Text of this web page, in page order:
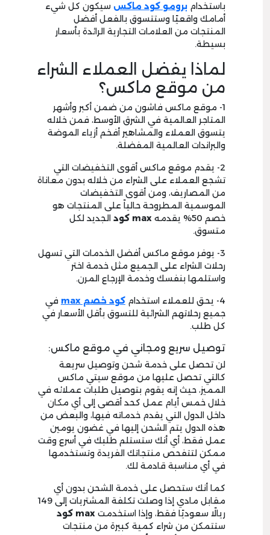
باستخدام برومو كود ماكس سيكون كل شيء
أمامك واقعيًا وستتسوق بالفعل أفضل
المنتجات من العلامات التجارية الرائدة بأسعار
بسيطة.
لماذا يفضل العملاء الشراء
من موقع ماكس؟
1- موقع ماكس فاشون من ضمن أكبر وأشهر
المتاجر العالمية في الشرق الأوسط، فمن خلاله
يتسوق العملاء والمشاهير أفخم أزياء الموضة
والبراندات العالمية المفضلة.
2- يقدم موقع ماكس أقوى التخفيضات التي
تشجع العملاء على الشراء من خلاله بدون معاناة
من المصاريف، ومن أقوى التخفيضات
الموسمية المطروحة حالياً على المنتجات هو
خصم 50% يقدمه
max كود الجديد لكل
متسوق.
3- يوفر موقع ماكس أفضل الخدمات التي تسهل
رحلات الشراء على الجميع مثل خدمة اختر
واستلمها بنفسك وخدمة الإرجاع المرن.
4- يحق للعملاء استخدام كود خصم max في
جميع رحلاتهم الشرائية للتسوق بأقل الأسعار في
كل طلب.
توصيل سريع ومجاني في موقع ماكس:
لن تحصل على خدمة شحن وتوصيل سريعة
كالتي تحصل عليها من موقع سيتي ماكس
المميز، حيث إنه يقوم بتوصيل طلبات عملائه في
خلال خمس أيام عمل كحد أقصى إلى أي مكان
داخل الدول التي يقدم خدماته فيها، والبعض من
هذه الدول يتم الشحن إليها في غضون يومين
عمل فقط، أي أنك ستستلم طلبك في أسرع وقت
ممكن لتتفحص منتجاتك الفريدة وتستخدمها
في أي مناسبة قادمة لك.
كما أنك ستحصل على خدمة الشحن بدون أي
مقابل مادي إذا وصلت تكلفة المشتريات إلى 149
ريالًا سعوديًا فقط، وإذا استخدمت max كود
ستتمكن من شراء كمية كبيرة من منتجات